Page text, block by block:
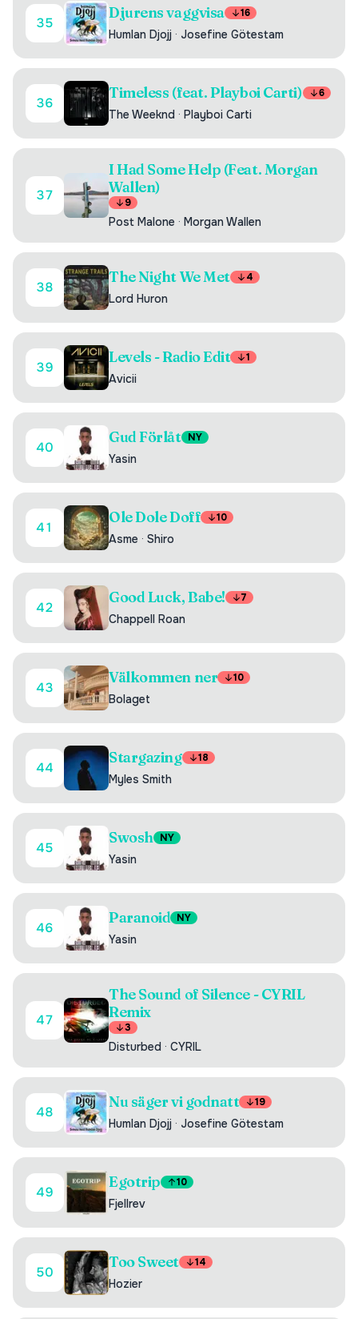
35
Djurens vaggvisa 16
Humlan Djojj · Josefine Götestam
36
Timeless (feat. Playboi Carti) 6
The Weeknd · Playboi Carti
37
I Had Some Help (Feat. Morgan
Wallen)
9
Post Malone · Morgan Wallen
38
The Night We Met 4
Lord Huron
39
Levels - Radio Edit 1
Avicii
40
Gud Förlåt NY
Yasin
41
Ole Dole Doff 10
Asme · Shiro
42
Good Luck, Babe! 7
Chappell Roan
43
Välkommen ner 10
Bolaget
44
Stargazing 18
Myles Smith
45
Swosh NY
Yasin
46
Paranoid NY
Yasin
47
The Sound of Silence - CYRIL
Remix
3
Disturbed · CYRIL
48
Nu säger vi godnatt 19
Humlan Djojj · Josefine Götestam
49
Egotrip 10
Fjellrev
50
Too Sweet 14
Hozier